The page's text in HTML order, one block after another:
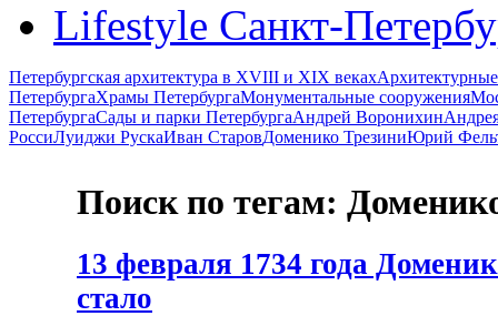
Lifestyle Санкт-
Петербургская архитектура в XVIII и XIX веках
ПетербургаХрамы ПетербургаМонументальные сооружения
ПетербургаСады и парки ПетербургаАндрей Воронихин
РоссиЛуиджи РускаИван СтаровДоменико ТрезиниЮрий
Поиск по тегам:
13 февраля 1734 года
стало